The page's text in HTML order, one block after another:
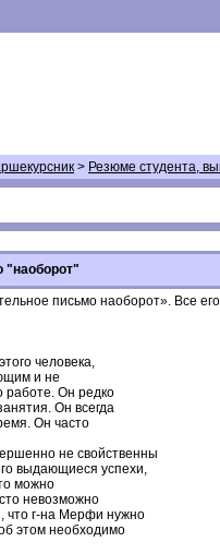
> Резюме студента,
"наоборот"
письмо наоборот». Все
человека,
и не
работе. Он редко
Он всегда
Он часто
не свойственны
выдающиеся успехи,
можно
невозможно
что г-на Мерфи нужно
этом необходимо